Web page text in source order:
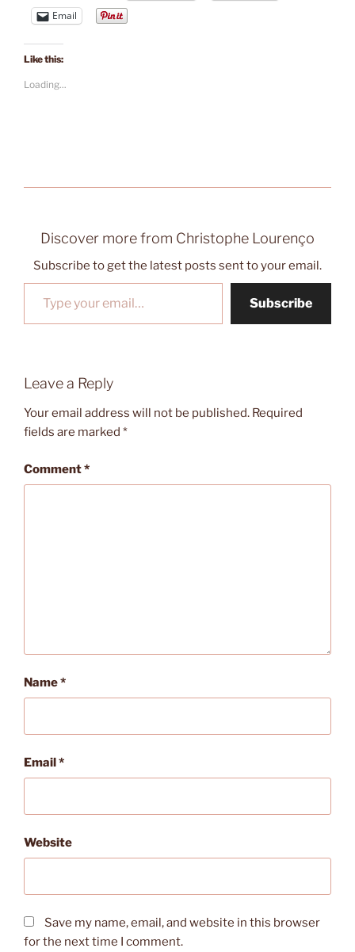
Email
Like this:
Loading...
Discover more from Christophe Lourenço
Subscribe to get the latest posts sent to your email.
Type your email…
Subscribe
Leave a Reply
Your email address will not be published. Required
fields are marked *
Comment*
Name*
Email*
Website
Save my name, email, and website in this browser
for the next time I comment.